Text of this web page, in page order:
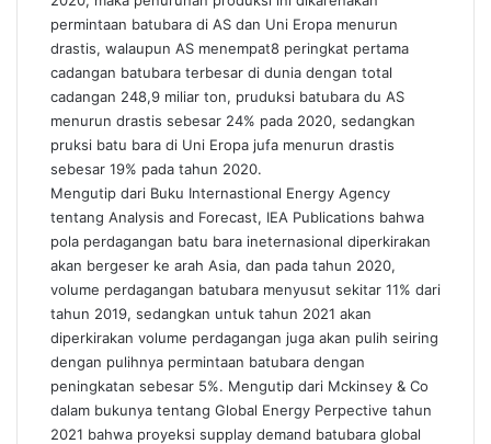
permintaan batubara di AS dan Uni Eropa menurun
drastis, walaupun AS menempat8 peringkat pertama
cadangan batubara terbesar di dunia dengan total
cadangan 248,9 miliar ton, pruduksi batubara du AS
menurun drastis sebesar 24% pada 2020, sedangkan
pruksi batu bara di Uni Eropa jufa menurun drastis
sebesar 19% pada tahun 2020.
Mengutip dari Buku Internastional Energy Agency
tentang Analysis and Forecast, IEA Publications bahwa
pola perdagangan batu bara ineternasional diperkirakan
akan bergeser ke arah Asia, dan pada tahun 2020,
volume perdagangan batubara menyusut sekitar 11% dari
tahun 2019, sedangkan untuk tahun 2021 akan
diperkirakan volume perdagangan juga akan pulih seiring
dengan pulihnya permintaan batubara dengan
peningkatan sebesar 5%. Mengutip dari Mckinsey & Co
dalam bukunya tentang Global Energy Perpective tahun
2021 bahwa proyeksi supplay demand batubara global